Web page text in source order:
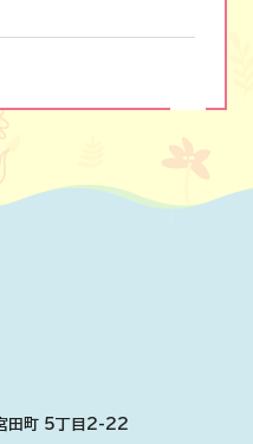
田町 5丁目2-22